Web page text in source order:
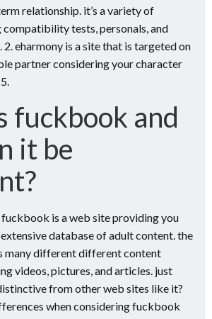
relationship. it’s a variety of
compatibility tests, personals, and
2. eharmony is a site that is targeted on
partner considering your character
fuckbook and
it be
is a web site providing you
database of adult content. the
many different different content
videos, pictures, and articles. just
from other web sites like it?
when considering fuckbook